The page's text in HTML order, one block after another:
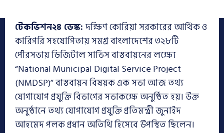
টেকভিশন২৪ ডেস্ক: দক্ষিণ কোরিয়া সরকারের আর্থিক ও
কারিগরি সহযোগিতায় সমগ্র বাংলাদেশের ৩২৮টি
পৌরসভায় ডিজিটাল সার্ভিস বাস্তবায়নের লক্ষ্যে
“National Municipal Digital Service Project
(NMDSP)” বাস্তবায়ন বিষয়ক এক সভা আজ তথ্য
যোগাযোগ প্রযুক্তি বিভাগের সভাকক্ষে অনুষ্ঠিত হয়। উক্ত
অনুষ্ঠানে তথ্য যোগাযোগ প্রযুক্তি প্রতিমন্ত্রী জুনাইদ
আহমেদ পলক প্রধান অতিথি হিসেবে উপস্থিত ছিলেন।